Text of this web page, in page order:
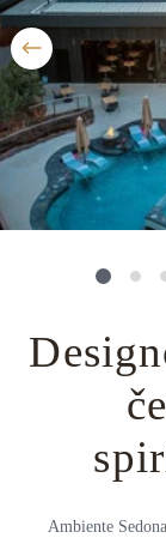
Ambiente
Všechny
Private jet
Golfová
Dovolená
Všechny
Uganda
Island
Botswana